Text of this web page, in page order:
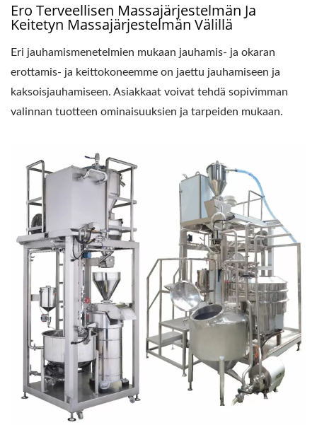
Ero Terveellisen Massajärjestelmän Ja
Keitetyn Massajärjestelmän Välillä
Eri jauhamismenetelmien mukaan jauhamis- ja okaran
erottamis- ja keittokoneemme on jaettu jauhamiseen ja
kaksoisjauhamiseen. Asiakkaat voivat tehdä sopivimman
valinnan tuotteen ominaisuuksien ja tarpeiden mukaan.